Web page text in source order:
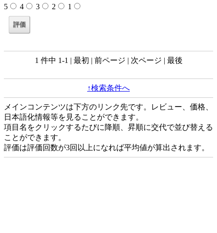
5 4 3 2 1
1 件中 1-1 | 最初 | 前ページ | 次ページ | 最後
↑検索条件へ
メインコンテンツは下方のリンク先です。レビュー、価格、
日本語化情報等を見ることができます。
項目名をクリックするたびに降順、昇順に交代で並び替える
ことができます。
評価は評価回数が3回以上になれば平均値が算出されます。